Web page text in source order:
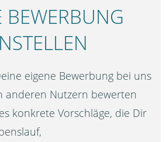
BEWERBUNG
eigene Bewerbung bei uns
anderen Nutzern bewerten
konkrete Vorschläge, die Dir